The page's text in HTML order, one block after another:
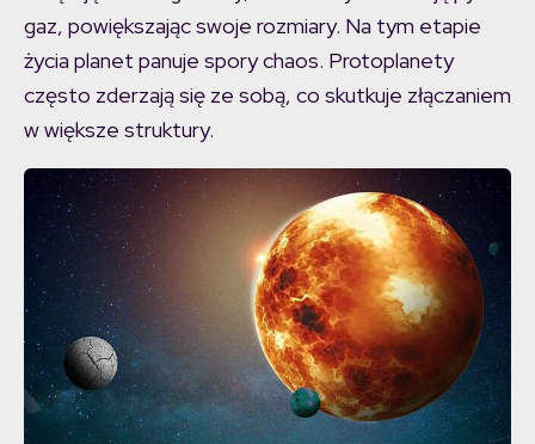
gaz, powiększając swoje rozmiary. Na tym etapie
życia planet panuje spory chaos. Protoplanety
często zderzają się ze sobą, co skutkuje złączaniem
w większe struktury.